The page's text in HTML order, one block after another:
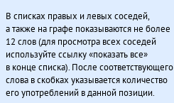
В списках правых и левых соседей,
а также на графе показываются не более
12 слов (для просмотра всех соседей
используйте ссылку «показать все»
в конце списка). После соответствующего
слова в скобках указывается количество
его употреблений в данной позиции.